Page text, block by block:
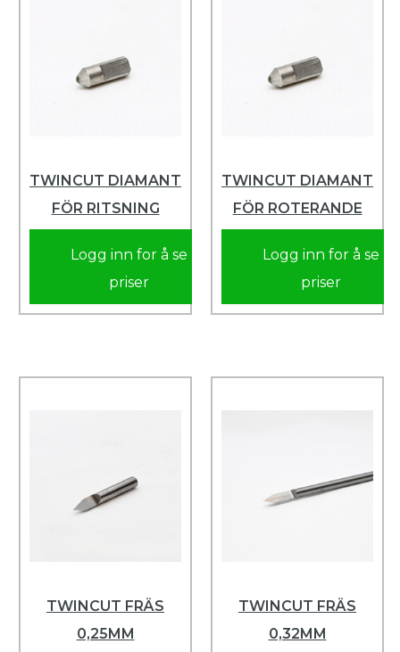
TWINCUT DIAMANT
FÖR RITSNING
Logg inn for å se
priser
TWINCUT DIAMANT
FÖR ROTERANDE
Logg inn for å se
priser
TWINCUT FRÄS
0,25MM
TWINCUT FRÄS
0,32MM